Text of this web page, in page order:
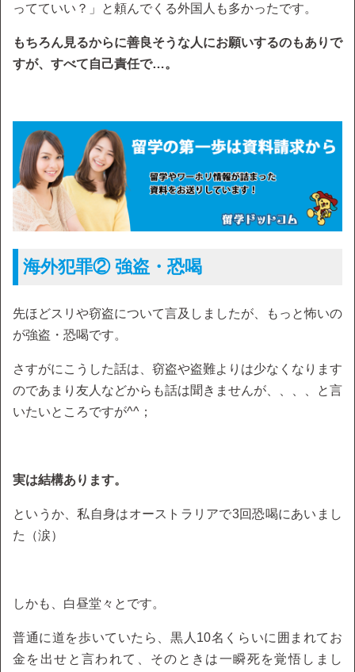
ってていい？」と頼んでくる外国人も多かったです。
もちろん見るからに善良そうな人にお願いするのもありで
すが、すべて自己責任で…。
海外犯罪② 強盗・恐喝
先ほどスリや窃盗について言及しましたが、もっと怖いの
が強盗・恐喝です。
さすがにこうした話は、窃盗や盗難よりは少なくなります
のであまり友人などからも話は聞きませんが、、、、と言
いたいところですが^^；
実は結構あります。
というか、私自身はオーストラリアで3回恐喝にあいまし
た（涙）
しかも、白昼堂々とです。
普通に道を歩いていたら、黒人10名くらいに囲まれてお
金を出せと言われて、そのときは一瞬死を覚悟しまし